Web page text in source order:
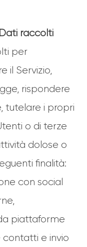
raccolti
per
il Servizio,
rispondere
tutelare i propri
o di terze
dolose o
finalità:
con social
piattaforme
contatti e invio